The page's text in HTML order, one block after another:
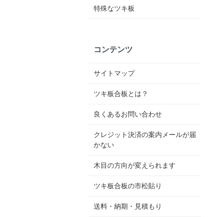
特殊なツキ板
コンテンツ
サイトマップ
ツキ板合板とは？
良くあるお問い合わせ
クレジット決済の案内メールが届
かない
木目の方向が変えられます
ツキ板合板の市松貼り
送料・納期・見積もり